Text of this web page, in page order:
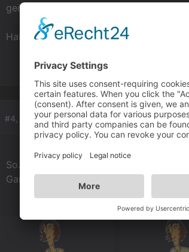
geöffnet, aber angezeigt wurde es nicht.
Hab aber ein Fotoalbum angelegt.
#4, by Roumsen32
So. Hier mal eine ganz kleine Kostprobe...
Ganz klein!